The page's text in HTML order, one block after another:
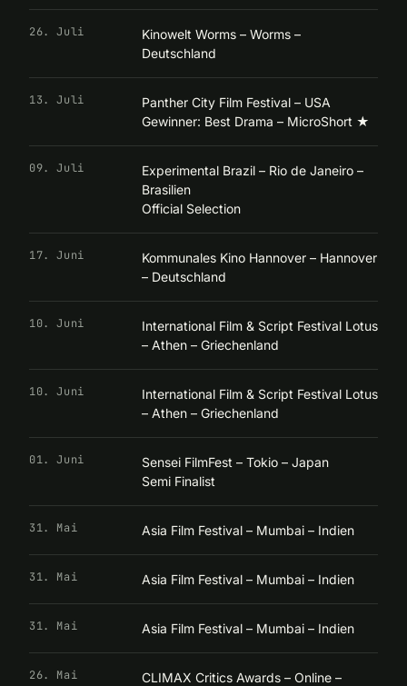
26. Juli
Kinowelt Worms – Worms –
Deutschland
13. Juli
Panther City Film Festival – USA
Gewinner: Best Drama – MicroShort ★
09. Juli
Experimental Brazil – Rio de Janeiro –
Brasilien
Official Selection
17. Juni
Kommunales Kino Hannover – Hannover
– Deutschland
10. Juni
International Film & Script Festival Lotus
– Athen – Griechenland
10. Juni
International Film & Script Festival Lotus
– Athen – Griechenland
01. Juni
Sensei FilmFest – Tokio – Japan
Semi Finalist
31. Mai Asia Film Festival – Mumbai – Indien
31. Mai Asia Film Festival – Mumbai – Indien
31. Mai Asia Film Festival – Mumbai – Indien
26. Mai
CLIMAX Critics Awards – Online –